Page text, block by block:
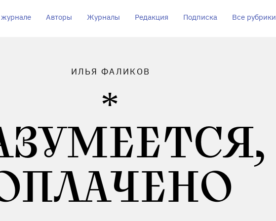
Авторы Журналы Редакция Подписка Все рубрики
ИЛЬЯ ФАЛИКОВ